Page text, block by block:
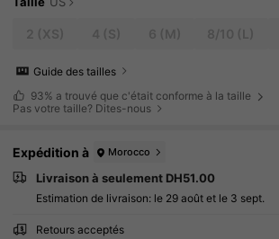
Guide des tailles
93% a trouvé que c'était conforme à la taille
Pas votre taille? Dites-nous
Expédition à Morocco
Livraison à seulement DH51.00
Estimation de livraison: le 29 août et le 3 sept.
Retours acceptés